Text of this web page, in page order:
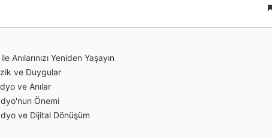
Anılarınızı Yeniden Yaşayın
ve Duygular
ve Anılar
Önemi
ve Dijital Dönüşüm